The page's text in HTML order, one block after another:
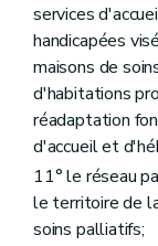
services
handicapées
maisons de
d'habitations
réadaptation
d'accueil et
11° le réseau
le territoire de
soins palliatifs;